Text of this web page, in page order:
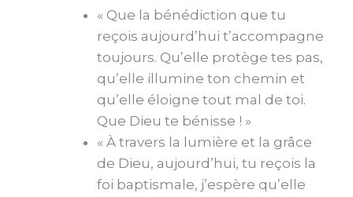
« Que la bénédiction que tu
reçois aujourd’hui t’accompagne
toujours. Qu’elle protège tes pas,
qu’elle illumine ton chemin et
qu’elle éloigne tout mal de toi.
Que Dieu te bénisse ! »
« À travers la lumière et la grâce
de Dieu, aujourd’hui, tu reçois la
foi baptismale, j’espère qu’elle